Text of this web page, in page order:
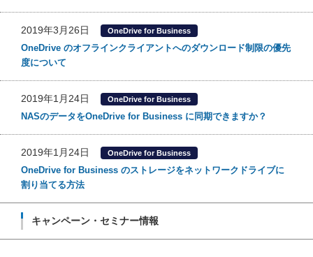
2019年3月26日 OneDrive for Business
OneDrive のオフラインクライアントへのダウンロード制限の優先
度について
2019年1月24日 OneDrive for Business
NASのデータをOneDrive for Business に同期できますか？
2019年1月24日 OneDrive for Business
OneDrive for Business のストレージをネットワークドライブに
割り当てる方法
キャンペーン・セミナー情報